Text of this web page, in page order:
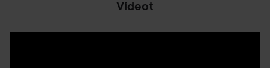
joka myös stimuloi ihon kollageenituotantoa.
Videot